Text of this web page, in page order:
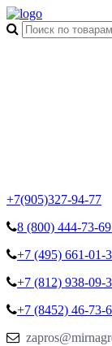
+7(905)327-94-77
8 (800) 444-73-69
+7 (495) 661-01-
+7 (812) 938-09-
+7 (8452) 46-73-